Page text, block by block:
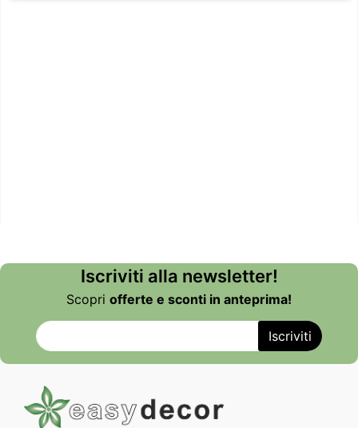
Iscriviti alla newsletter!
Scopri offerte e sconti in anteprima!